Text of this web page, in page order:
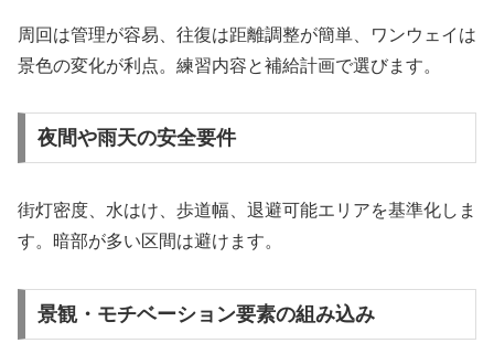
周回は管理が容易、往復は距離調整が簡単、ワンウェイは
景色の変化が利点。練習内容と補給計画で選びます。
夜間や雨天の安全要件
街灯密度、水はけ、歩道幅、退避可能エリアを基準化しま
す。暗部が多い区間は避けます。
景観・モチベーション要素の組み込み